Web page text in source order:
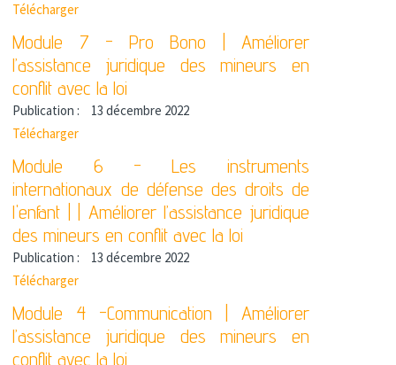
Télécharger
Module 7 - Pro Bono | Améliorer
l’assistance juridique des mineurs en
conflit avec la loi
Publication :
13 décembre 2022
Télécharger
Module 6 - Les instruments
internationaux de défense des droits de
l'enfant | | Améliorer l’assistance juridique
des mineurs en conflit avec la loi
Publication :
13 décembre 2022
Télécharger
Module 4 -Communication | Améliorer
l’assistance juridique des mineurs en
conflit avec la loi